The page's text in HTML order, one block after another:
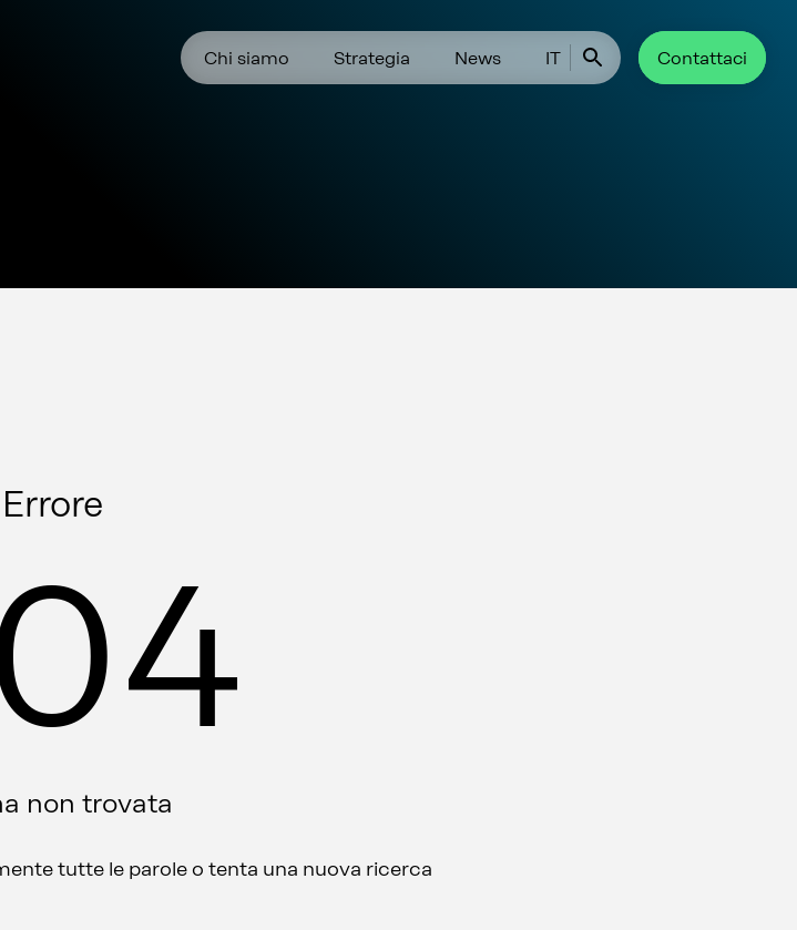
Chi siamo Strategia News IT Contattaci
Errore
non trovata
tutte le parole o tenta una nuova ricerca